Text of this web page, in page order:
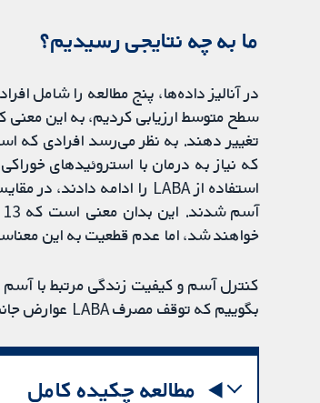
ما به چه نتایجی رسیدیم؟
در آنالیز داده‌ها، پنج مطالعه را شامل
سطح متوسط ​​ارزیابی کردیم، به این معنی
خواهند شد، اما عدم قطعیت به این معناست که میان 3 نفر کمتر تا 46 نفر بیشتر ممکن
بگوییم که توقف مصرف LABA عوارض جانبی جدی یا بستری شدن در بیمارستان را افزایش داد یا خیر.
مطالعه چکیده کامل